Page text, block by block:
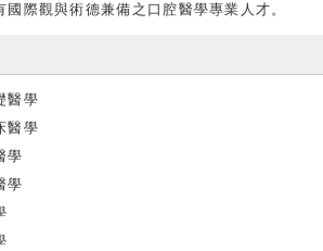
國際觀與術德兼備之口腔醫學專業人才。
醫學
醫學
學
學